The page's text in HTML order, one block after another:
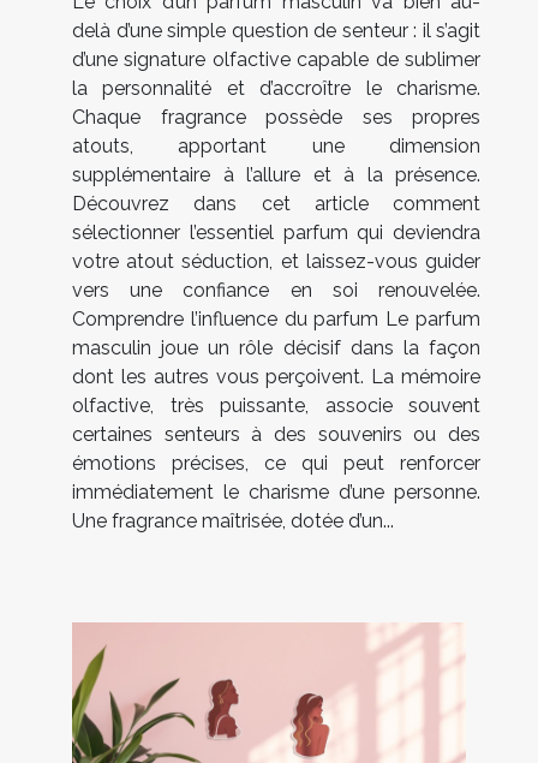
delà d’une simple question de senteur : il s’agit
d’une signature olfactive capable de sublimer
la personnalité et d’accroître le charisme.
Chaque fragrance possède ses propres
atouts, apportant une dimension
supplémentaire à l’allure et à la présence.
Découvrez dans cet article comment
sélectionner l’essentiel parfum qui deviendra
votre atout séduction, et laissez-vous guider
vers une confiance en soi renouvelée.
Comprendre l’influence du parfum Le parfum
masculin joue un rôle décisif dans la façon
dont les autres vous perçoivent. La mémoire
olfactive, très puissante, associe souvent
certaines senteurs à des souvenirs ou des
émotions précises, ce qui peut renforcer
immédiatement le charisme d’une personne.
Une fragrance maîtrisée, dotée d’un...